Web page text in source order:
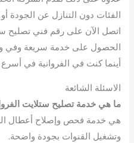
الفئات دون التنازل عن الجودة
اتصل الآن على رقم فني تصليح
الحصول على خدمة سريعة
أينما كنت في الفروانية في
الاسئلة الشائعة
ما هي خدمة تصليح ستلايت
هي خدمة فحص وإصلاح أعطال
وتشغيل القنوات بجودة واضحة.